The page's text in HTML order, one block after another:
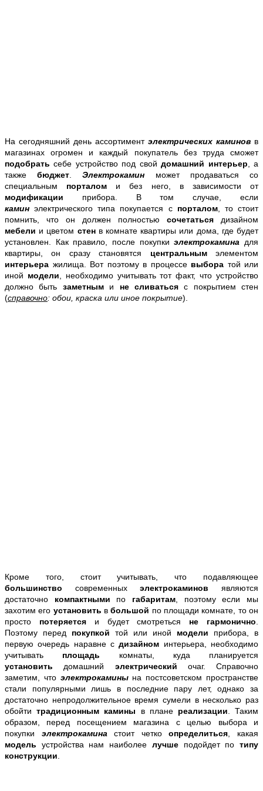
На сегодняшний день ассортимент электрических каминов в
магазинах огромен и каждый покупатель без труда сможет
подобратьсебе устройство под свойдомашний интерьер, а
такжебюджет.Электрокамин может продаваться со
специальным порталом и без него, в зависимости от
модификации прибора. В том случае, если
каминэлектрического типа покупается с порталом, то стоит
помнить, что он должен полностью сочетаться дизайном
мебели и цветом стен в комнате квартиры или дома, где будет
установлен. Как правило, после покупкиэлектрокаминадля
квартиры, он сразу становятся центральнымэлементом
интерьера жилища. Вот поэтому в процессе выбора той или
иной модели, необходимо учитывать тот факт, что устройство
должно быть заметным и не сливатьсяс покрытием стен
(справочно: обои, краска или иное покрытие).
Кроме того, стоит учитывать, что подавляющее
большинство современныхэлектрокаминовявляются
достаточно компактными по габаритам, поэтому если мы
захотимего установить вбольшой по площади комнате, то он
просто потеряется и будет смотреться не гармонично.
Поэтому перед покупкой той или иной модели прибора, в
первую очередь наравне сдизайном интерьера, необходимо
учитывать площадь комнаты, куда планируется
установитьдомашний электрический очаг. Справочно
заметим, что электрокамины на постсоветском пространстве
стали популярными лишь в последние пару лет, однако за
достаточно непродолжительное время сумели в несколько раз
обойтитрадиционным камины в плане реализации. Таким
образом, перед посещением магазина с целью выбора и
покупки электрокаминастоит четкоопределиться, какая
модель устройства нам наиболее лучше подойдет потипу
конструкции.